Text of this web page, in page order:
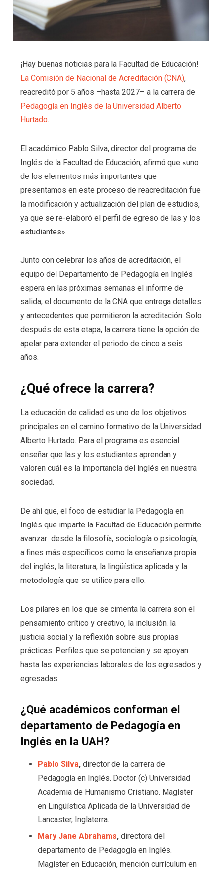
¡Hay buenas noticias para la Facultad de Educación!
La Comisión de Nacional de Acreditación (CNA),
reacreditó por 5 años –hasta 2027– a la carrera de
Pedagogía en Inglés de la Universidad Alberto
Hurtado.
El académico Pablo Silva, director del programa de
Inglés de la Facultad de Educación, afirmó que «uno
de los elementos más importantes que
presentamos en este proceso de reacreditación fue
la modificación y actualización del plan de estudios,
ya que se re-elaboró el perfil de egreso de las y los
estudiantes».
Junto con celebrar los años de acreditación, el
equipo del Departamento de Pedagogía en Inglés
espera en las próximas semanas el informe de
salida, el documento de la CNA que entrega detalles
y antecedentes que permitieron la acreditación. Solo
después de esta etapa, la carrera tiene la opción de
apelar para extender el periodo de cinco a seis
años.
¿Qué ofrece la carrera?
La educación de calidad es uno de los objetivos
principales en el camino formativo de la Universidad
Alberto Hurtado. Para el programa es esencial
enseñar que las y los estudiantes aprendan y
valoren cuál es la importancia del inglés en nuestra
sociedad.
De ahí que, el foco de estudiar la Pedagogía en
Inglés que imparte la Facultad de Educación permite
avanzar desde la filosofía, sociología o psicología,
a fines más específicos como la enseñanza propia
del inglés, la literatura, la lingüística aplicada y la
metodología que se utilice para ello.
Los pilares en los que se cimenta la carrera son el
pensamiento crítico y creativo, la inclusión, la
justicia social y la reflexión sobre sus propias
prácticas. Perfiles que se potencian y se apoyan
hasta las experiencias laborales de los egresados y
egresadas.
¿Qué académicos conforman el
departamento de Pedagogía en
Inglés en la UAH?
Pablo Silva, director de la carrera de
Pedagogía en Inglés. Doctor (c) Universidad
Academia de Humanismo Cristiano. Magíster
en Lingüística Aplicada de la Universidad de
Lancaster, Inglaterra.
Mary Jane Abrahams, directora del
departamento de Pedagogía en Inglés.
Magíster en Educación, mención currículum en